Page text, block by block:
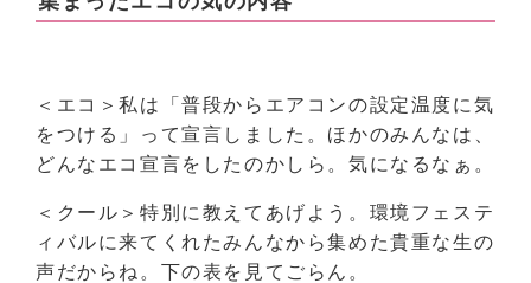
＜エコ＞私は「普段からエアコンの設定温度に気
をつける」って宣言しました。ほかのみんなは、
どんなエコ宣言をしたのかしら。気になるなぁ。
＜クール＞特別に教えてあげよう。環境フェステ
ィバルに来てくれたみんなから集めた貴重な生の
声だからね。下の表を見てごらん。